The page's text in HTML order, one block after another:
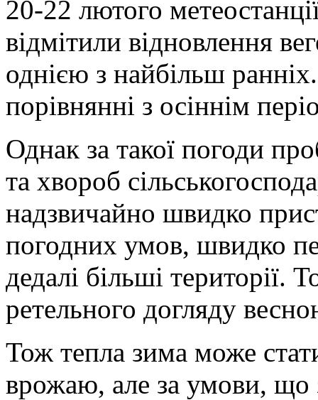
20-22 лютого
відмітили відновлення
однією з найбільш
порівнянні з осіннім
Однак за такої погоди
та хвороб
надзвичайно швидко
погодних умов, швидко
дедалі більші території.
ретельного догляду
Тож тепла зима може
врожаю, але за умови, що